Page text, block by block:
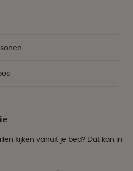
kijken vanuit je bed? Dat kan in